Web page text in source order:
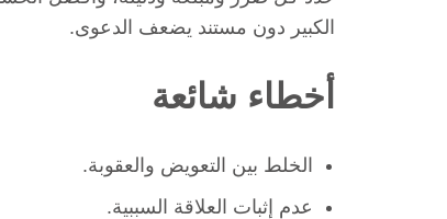
الكبير دون مستند يضعف الدعوى.
أخطاء شائعة
الخلط بين التعويض والعقوبة.
عدم إثبات العلاقة السببية.